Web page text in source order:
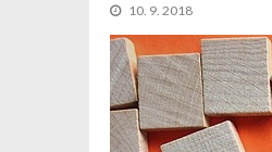
10. 9. 2018